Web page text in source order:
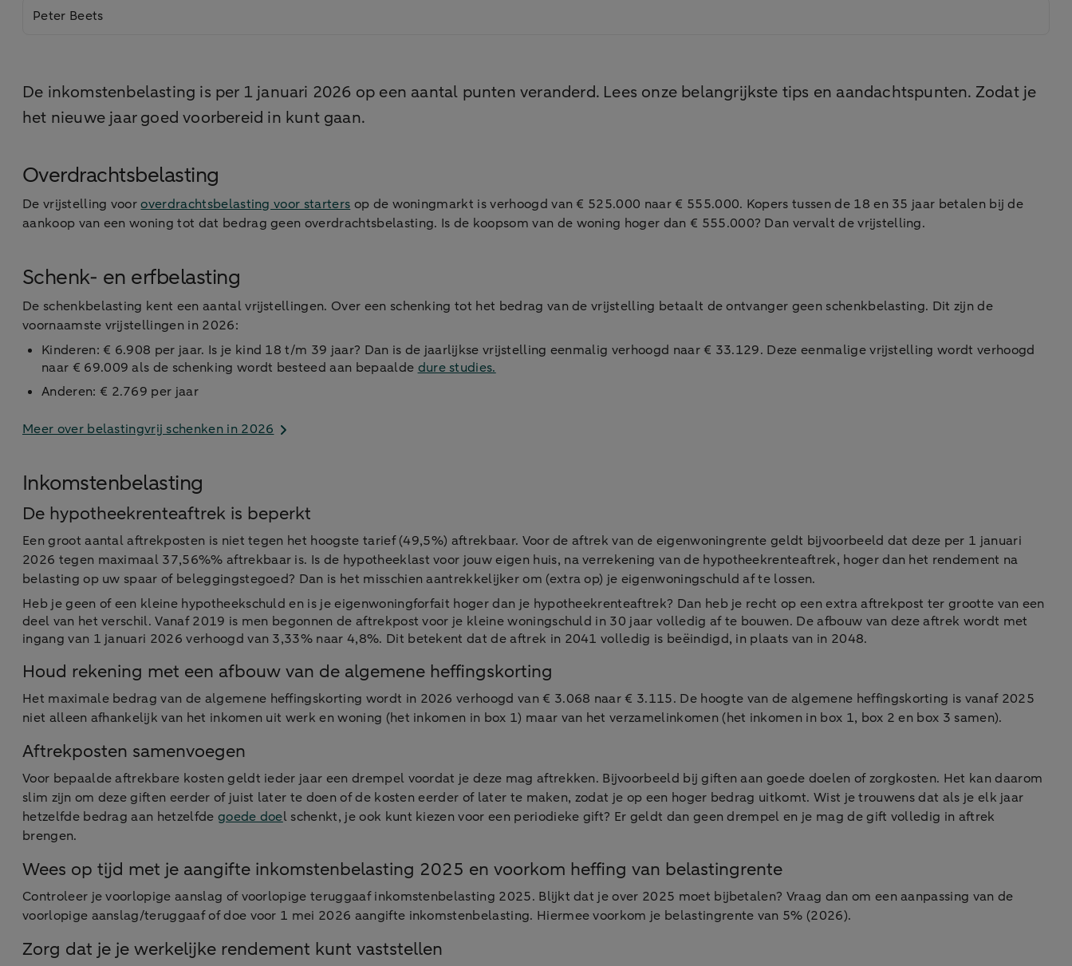
Peter Beets
De inkomstenbelasting is per 1 januari 2026 op een aantal punten veranderd. Lees onze belangrijkste tips en aandachtspunten. Zodat je
het nieuwe jaar goed voorbereid in kunt gaan.
Overdrachtsbelasting
De vrijstelling vooroverdrachtsbelasting voor starters op de woningmarkt is verhoogd van € 525.000 naar € 555.000. Kopers tussen de 18 en 35 jaar betalen bij de
aankoop van een woning tot dat bedrag geen overdrachtsbelasting. Is de koopsom van de woning hoger dan € 555.000? Dan vervalt de vrijstelling.
Schenk- en erfbelasting
De schenkbelasting kent een aantal vrijstellingen. Over een schenking tot het bedrag van de vrijstelling betaalt de ontvanger geen schenkbelasting. Dit zijn de
voornaamste vrijstellingen in 2026:
Kinderen: € 6.908 per jaar. Is je kind 18 t/m 39 jaar? Dan is de jaarlijkse vrijstelling eenmalig verhoogd naar € 33.129. Deze eenmalige vrijstelling wordt verhoogd
naar € 69.009 als de schenking wordt besteed aan bepaalde dure studies.
Anderen: € 2.769 per jaar
Meer over belastingvrij schenken in 2026
Inkomstenbelasting
De hypotheekrenteaftrek is beperkt
Een groot aantal aftrekposten is niet tegen het hoogste tarief (49,5%) aftrekbaar. Voor de aftrek van de eigenwoningrente geldt bijvoorbeeld dat deze per 1 januari
2026 tegen maximaal 37,56%% aftrekbaar is. Is de hypotheeklast voor jouw eigen huis, na verrekening van de hypotheekrenteaftrek, hoger dan het rendement na
belasting op uw spaar of beleggingstegoed? Dan is het misschien aantrekkelijker om (extra op) je eigenwoningschuld af te lossen.
Heb je geen of een kleine hypotheekschuld en is je eigenwoningforfait hoger dan je hypotheekrenteaftrek? Dan heb je recht op een extra aftrekpost ter grootte van een
deel van het verschil. Vanaf 2019 is men begonnen de aftrekpost voor je kleine woningschuld in 30 jaar volledig af te bouwen. De afbouw van deze aftrek wordt met
ingang van 1 januari 2026 verhoogd van 3,33% naar 4,8%. Dit betekent dat de aftrek in 2041 volledig is beëindigd, in plaats van in 2048.
Houd rekening met een afbouw van de algemene heffingskorting
Het maximale bedrag van de algemene heffingskorting wordt in 2026 verhoogd van € 3.068 naar € 3.115. De hoogte van de algemene heffingskorting is vanaf 2025
niet alleen afhankelijk van het inkomen uit werk en woning (het inkomen in box 1) maar van het verzamelinkomen (het inkomen in box 1, box 2 en box 3 samen).
Aftrekposten samenvoegen
Voor bepaalde aftrekbare kosten geldt ieder jaar een drempel voordat je deze mag aftrekken. Bijvoorbeeld bij giften aan goede doelen of zorgkosten. Het kan daarom
slim zijn om deze giften eerder of juist later te doen of de kosten eerder of later te maken, zodat je op een hoger bedrag uitkomt. Wist je trouwens dat als je elk jaar
hetzelfde bedrag aan hetzelfde goede doel schenkt, je ook kunt kiezen voor een periodieke gift? Er geldt dan geen drempel en je mag de gift volledig in aftrek
brengen.
Wees op tijd met je aangifte inkomstenbelasting 2025 en voorkom heffing van belastingrente
Controleer je voorlopige aanslag of voorlopige teruggaaf inkomstenbelasting 2025. Blijkt dat je over 2025 moet bijbetalen? Vraag dan om een aanpassing van de
voorlopige aanslag/teruggaaf of doe voor 1 mei 2026 aangifte inkomstenbelasting. Hiermee voorkom je belastingrente van 5% (2026).
Zorg dat je je werkelijke rendement kunt vaststellen